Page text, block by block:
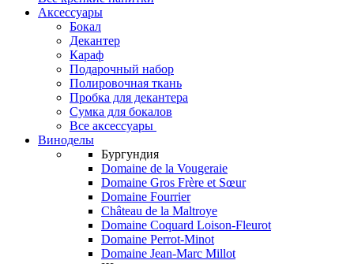
Аксессуары
Бокал
Декантер
Караф
Подарочный набор
Полировочная ткань
Пробка для декантера
Сумка для бокалов
Все аксессуары
Виноделы
Бургундия
Domaine de la Vougeraie
Domaine Gros Frère et Sœur
Domaine Fourrier
Château de la Maltroye
Domaine Coquard Loison-Fleurot
Domaine Perrot-Minot
Domaine Jean-Marc Millot